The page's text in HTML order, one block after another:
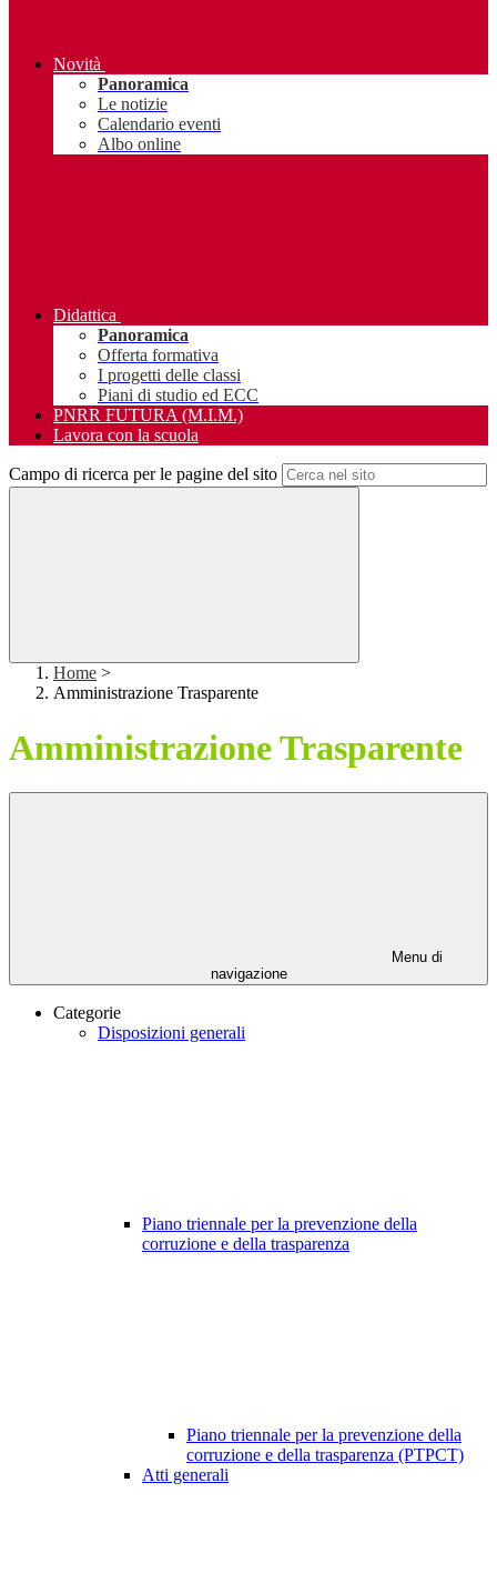
Novità
Panoramica
Le notizie
Calendario eventi
Albo online
Didattica
Panoramica
Offerta formativa
I progetti delle classi
Piani di studio ed ECC
PNRR FUTURA (M.I.M.)
Lavora con la scuola
Campo di ricerca per le pagine del sito
Home >
Amministrazione Trasparente
Amministrazione Trasparente
Menu di
navigazione
Categorie
Disposizioni generali
Piano triennale per la prevenzione della
corruzione e della trasparenza
Piano triennale per la prevenzione della
corruzione e della trasparenza (PTPCT)
Atti generali